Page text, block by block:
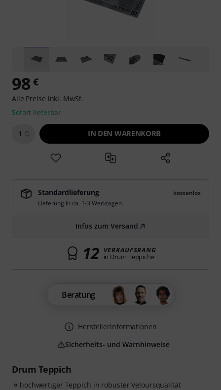
Drum Teppich
hochwertiger Teppich in robuster Veloursqualität
98 €
Alle Preise inkl. MwSt.
Sofort lieferbar
1 IN DEN WARENKORB
Standardlieferung
kostenlos
Lieferung in ca. 1-3 Werktagen
Infos zum Versand
12 VERKAUFSRANG
in Drum Teppiche
Beratung
Herstellerinformationen
Sicherheits- und Warnhinweise